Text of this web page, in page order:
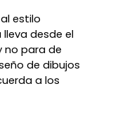
estilo
desde el
no para de
de dibujos
a los